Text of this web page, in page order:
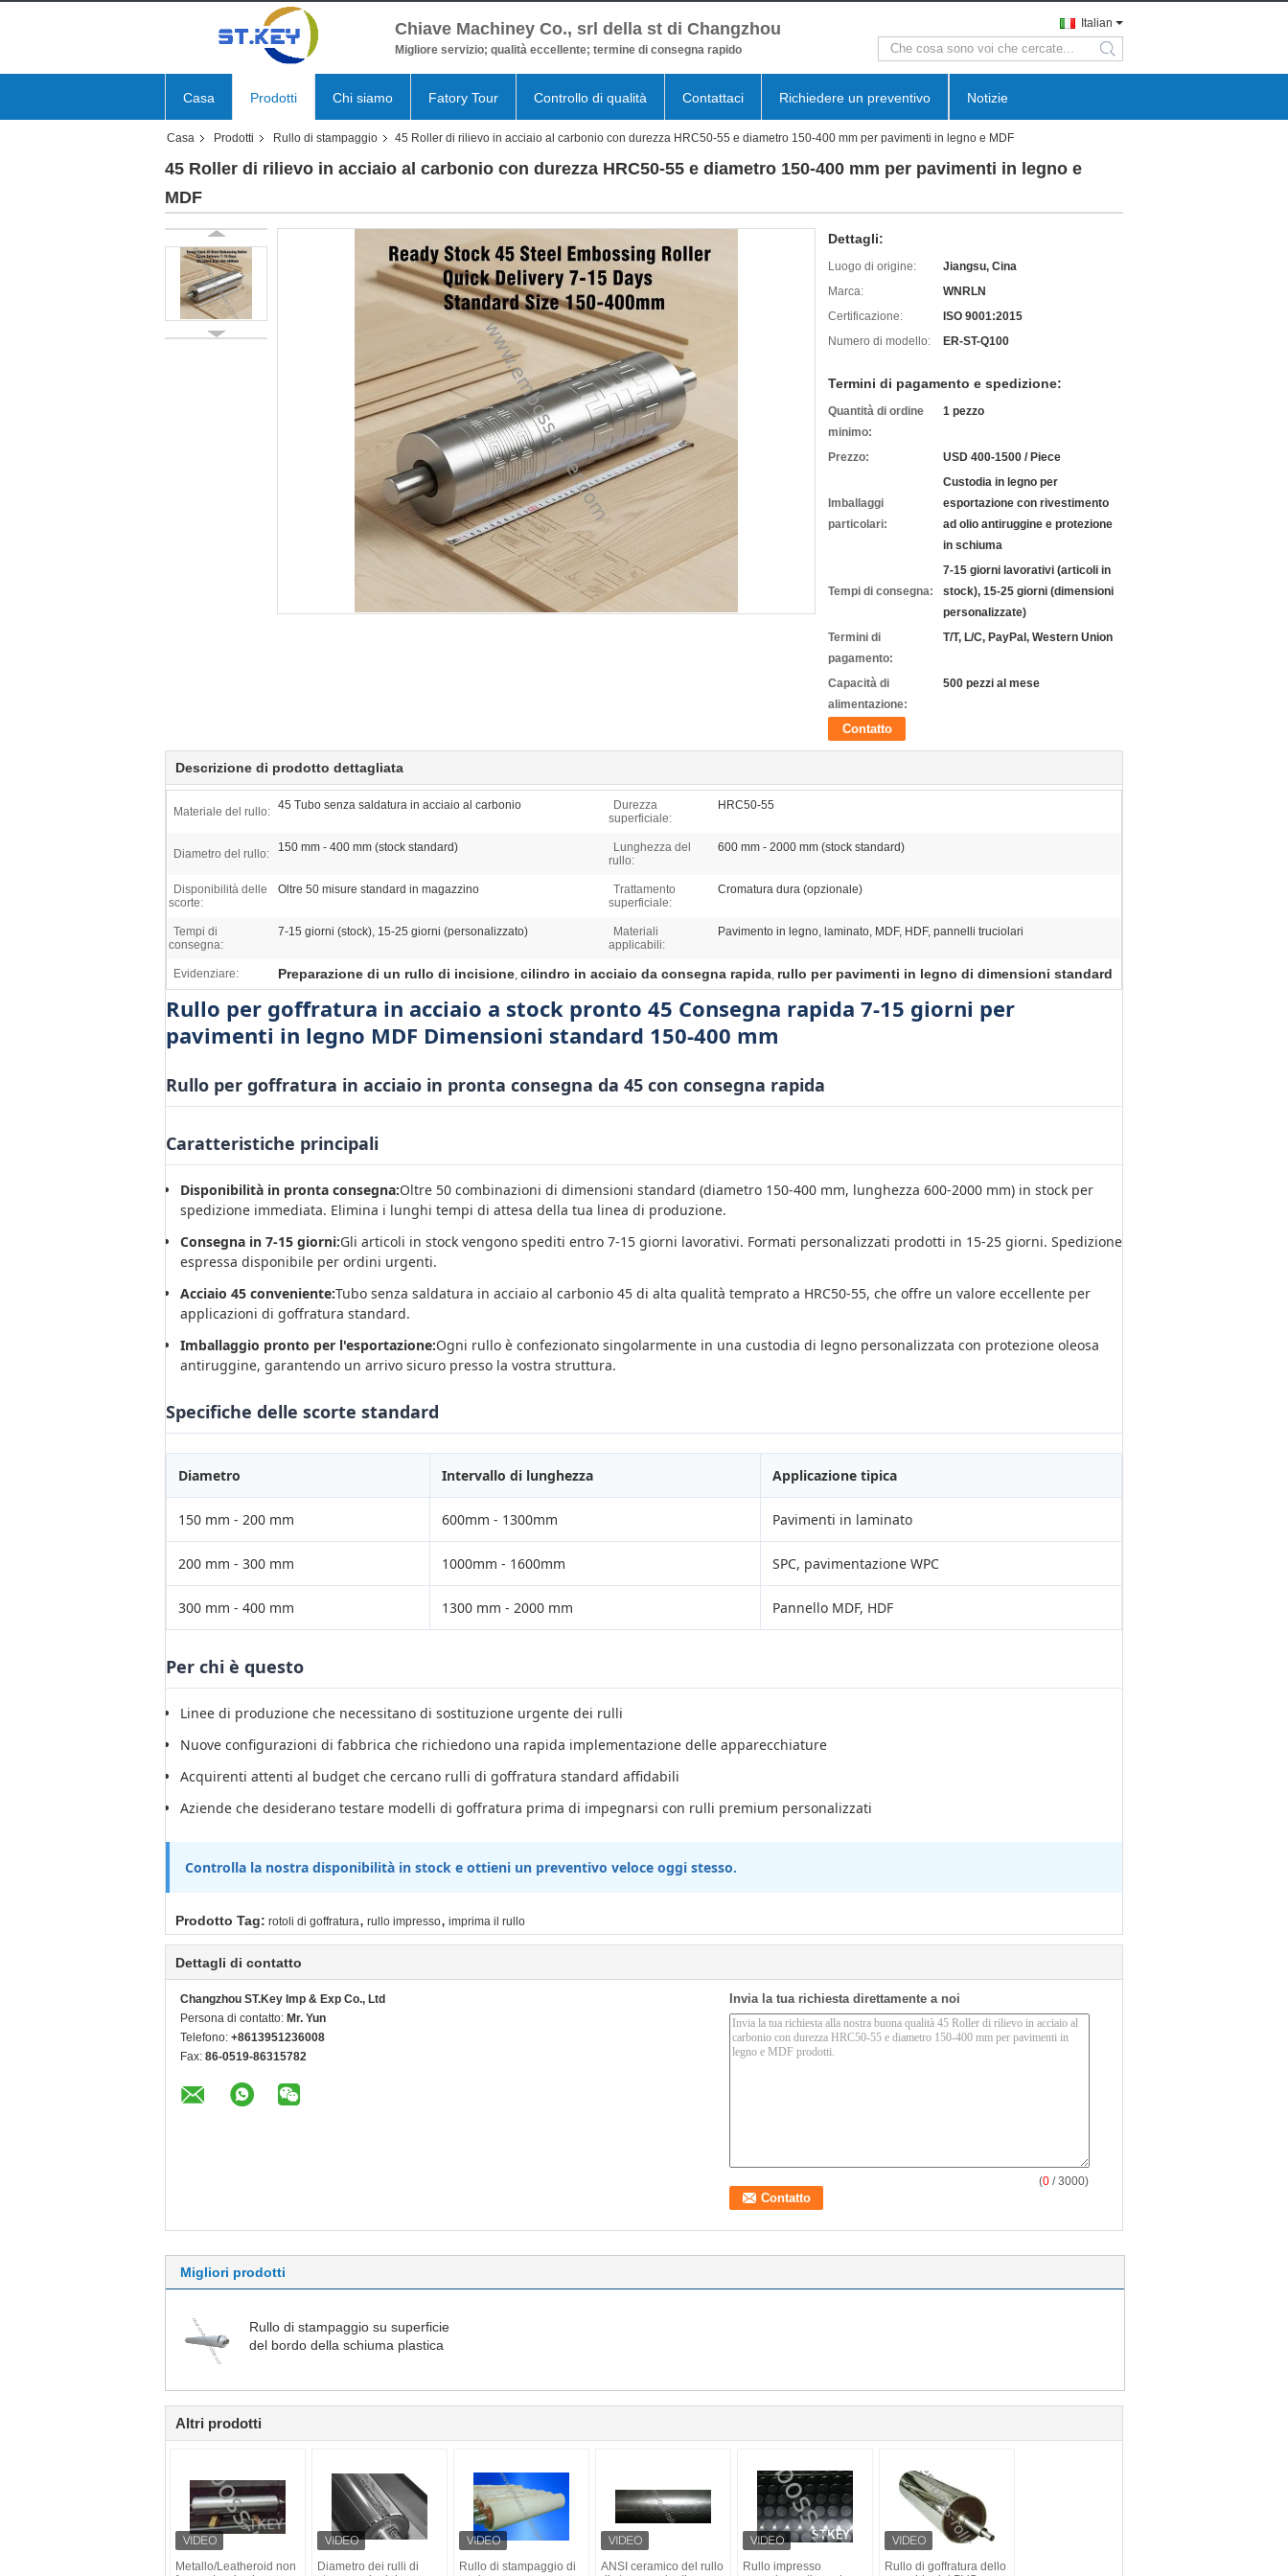
Chiave Machiney Co., srl della st di Changzhou
Migliore servizio; qualità eccellente; termine di consegna rapido
Italian
search
Casa Prodotti Chi siamo Fatory Tour Controllo di qualità Contattaci Richiedere un preventivo Notizie
Casa Prodotti Rullo di stampaggio 45 Roller di rilievo in acciaio al carbonio con durezza HRC50-55 e diametro 150-400 mm per pavimenti in legno e MDF
45 Roller di rilievo in acciaio al carbonio con durezza HRC50-55 e diametro 150-400 mm per pavimenti in legno e
MDF
Dettagli:
Luogo di origine:
Jiangsu, Cina
Marca:
WNRLN
Certificazione:
ISO 9001:2015
Numero di modello:
ER-ST-Q100
Termini di pagamento e spedizione:
Quantità di ordine
minimo:
1 pezzo
Prezzo: USD 400-1500 / Piece
Imballaggi
particolari:
Custodia in legno per
esportazione con rivestimento
ad olio antiruggine e protezione
in schiuma
Tempi di consegna:
7-15 giorni lavorativi (articoli in
stock), 15-25 giorni (dimensioni
personalizzate)
Termini di
pagamento:
T/T, L/C, PayPal, Western Union
Capacità di
alimentazione:
500 pezzi al mese
Contatto
Descrizione di prodotto dettagliata
Materiale del rullo: 45 Tubo senza saldatura in acciaio al carbonio
Durezza
superficiale:
HRC50-55
Diametro del rullo: 150 mm - 400 mm (stock standard)
Lunghezza del
rullo:
600 mm - 2000 mm (stock standard)
Disponibilità delle
scorte:
Oltre 50 misure standard in magazzino
Trattamento
superficiale:
Cromatura dura (opzionale)
Tempi di
consegna:
7-15 giorni (stock), 15-25 giorni (personalizzato)
Materiali
applicabili:
Pavimento in legno, laminato, MDF, HDF, pannelli truciolari
Evidenziare: Preparazione di un rullo di incisione, cilindro in acciaio da consegna rapida, rullo per pavimenti in legno di dimensioni standard
Rullo per goffratura in acciaio a stock pronto 45 Consegna rapida 7-15 giorni per
pavimenti in legno MDF Dimensioni standard 150-400 mm
Rullo per goffratura in acciaio in pronta consegna da 45 con consegna rapida
Caratteristiche principali
Disponibilità in pronta consegna:Oltre 50 combinazioni di dimensioni standard (diametro 150-400 mm, lunghezza 600-2000 mm) in stock per
spedizione immediata. Elimina i lunghi tempi di attesa della tua linea di produzione.
Consegna in 7-15 giorni:Gli articoli in stock vengono spediti entro 7-15 giorni lavorativi. Formati personalizzati prodotti in 15-25 giorni. Spedizione
espressa disponibile per ordini urgenti.
Acciaio 45 conveniente:Tubo senza saldatura in acciaio al carbonio 45 di alta qualità temprato a HRC50-55, che offre un valore eccellente per
applicazioni di goffratura standard.
Imballaggio pronto per l'esportazione:Ogni rullo è confezionato singolarmente in una custodia di legno personalizzata con protezione oleosa
antiruggine, garantendo un arrivo sicuro presso la vostra struttura.
Specifiche delle scorte standard
Diametro Intervallo di lunghezza Applicazione tipica
150 mm - 200 mm 600mm - 1300mm Pavimenti in laminato
200 mm - 300 mm 1000mm - 1600mm SPC, pavimentazione WPC
300 mm - 400 mm 1300 mm - 2000 mm Pannello MDF, HDF
Per chi è questo
Linee di produzione che necessitano di sostituzione urgente dei rulli
Nuove configurazioni di fabbrica che richiedono una rapida implementazione delle apparecchiature
Acquirenti attenti al budget che cercano rulli di goffratura standard affidabili
Aziende che desiderano testare modelli di goffratura prima di impegnarsi con rulli premium personalizzati
Controlla la nostra disponibilità in stock e ottieni un preventivo veloce oggi stesso.
Prodotto Tag: rotoli di goffratura, rullo impresso, imprima il rullo
Dettagli di contatto
Changzhou ST.Key Imp & Exp Co., Ltd
Persona di contatto: Mr. Yun
Telefono: +8613951236008
Fax: 86-0519-86315782
Invia la tua richiesta direttamente a noi
(0 / 3000)
Migliori prodotti
Rullo di stampaggio su superficie
del bordo della schiuma plastica
Altri prodotti
Metallo/Leatheroid non
Diametro dei rulli di
Rullo di stampaggio di
ANSI ceramico del rullo
Rullo impresso
Rullo di goffratura dello